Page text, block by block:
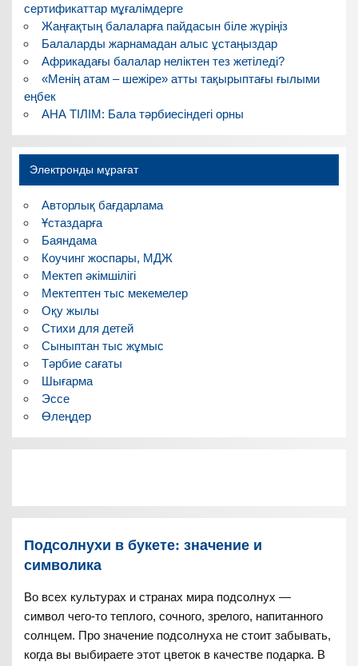
сертификаттар мұғалімдерге
Жаңғақтың балаларға пайдасын біле жүріңіз
Балаларды жарнамадан алыс ұстаңыздар
Африкадағы балалар неліктен тез жетіледі?
«Менің атам – шежіре» атты тақырыптағы ғылыми
еңбек
АНА ТІЛІМ: Бала тәрбиесіндегі орны
Электронды мұрағат
Авторлық бағдарлама
Ұстаздарға
Баяндама
Коучинг жоспары, МДЖ
Мектеп әкімшілігі
Мектептен тыс мекемелер
Оқу жылы
Стихи для детей
Сыныптан тыс жұмыс
Тәрбие сағаты
Шығарма
Эссе
Өлеңдер
Подсолнухи в букете: значение и
символика
Во всех культурах и странах мира подсолнух —
символ чего-то теплого, сочного, зрелого, напитанного
солнцем. Про значение подсолнуха не стоит забывать,
когда вы выбираете этот цветок в качестве подарка. В